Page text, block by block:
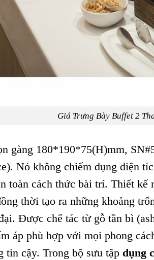
Giá Trưng Bày Buffet 2
gàng 180*190*75(H)mm,
Nó không chiếm dụng diện
toàn cách thức bài trí. Thiết
thời tạo ra những khoảng
Được chế tác từ gỗ tần bì
áp phù hợp với mọi phong
tin cậy. Trong bộ sưu tập dụng